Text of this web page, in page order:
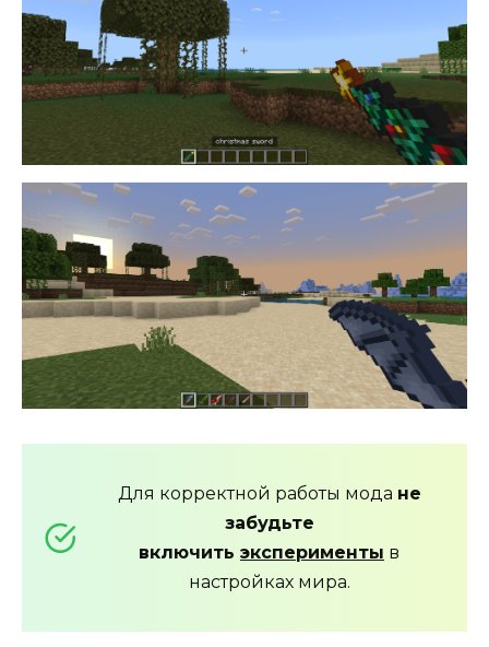
Для корректной работы мода не
забудьте
включить эксперименты в
настройках мира.